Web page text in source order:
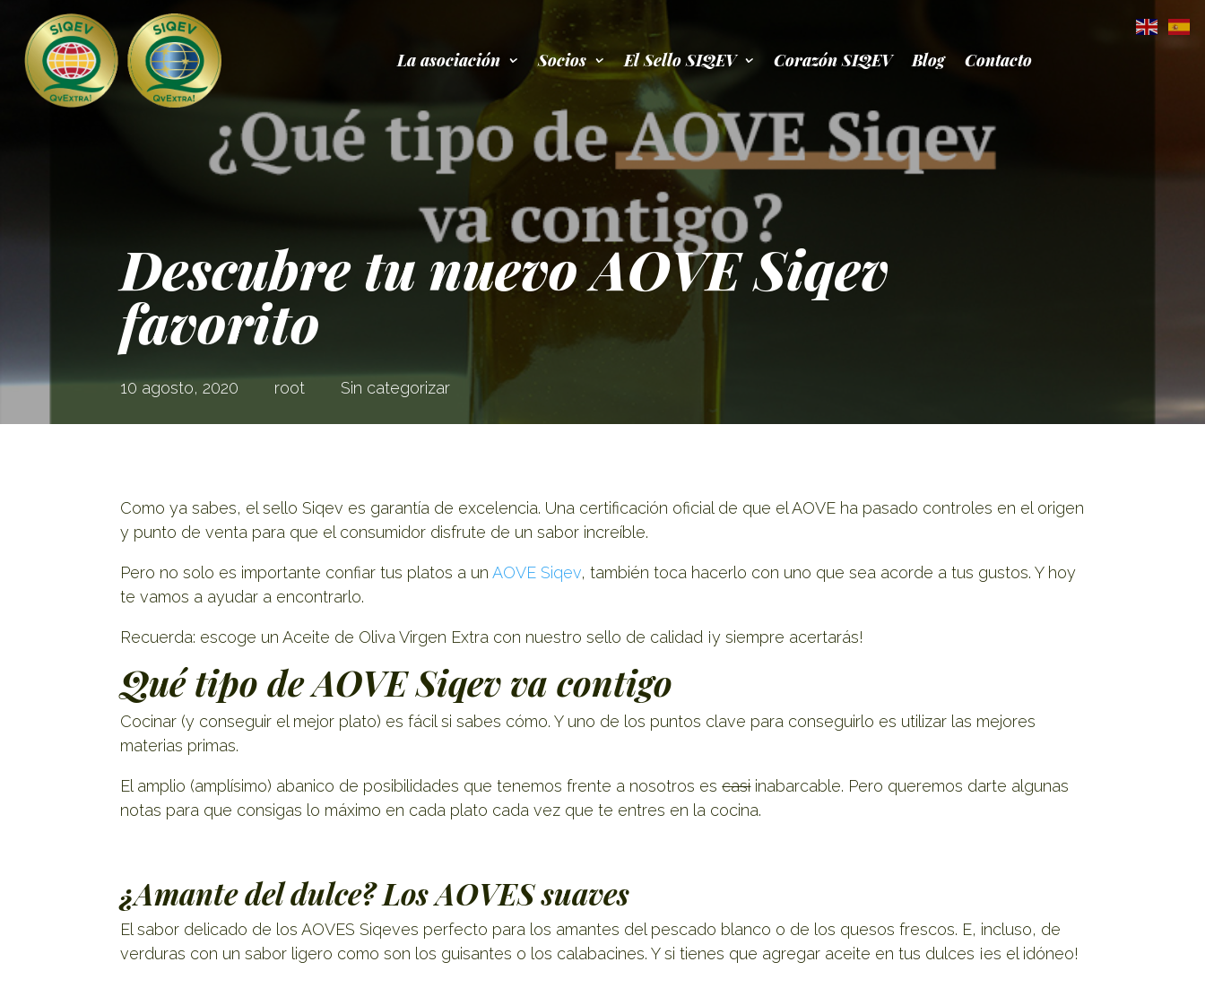
La asociación Socios El Sello SIQEV Corazón SIQEV Blog Contacto
Descubre tu nuevo AOVE Siqev
favorito
10 agosto, 2020 root Sin categorizar
Como ya sabes, el sello Siqev es garantía de excelencia. Una certificación oficial de que el AOVE ha pasado controles en el origen
y punto de venta para que el consumidor disfrute de un sabor increíble.
Pero no solo es importante confiar tus platos a unAOVE Siqev, también toca hacerlo con uno que sea acorde a tus gustos. Y hoy
te vamos a ayudar a encontrarlo.
Recuerda: escoge un Aceite de Oliva Virgen Extra con nuestro sello de calidad ¡y siempre acertarás!
Qué tipo de AOVE Siqev va contigo
Cocinar (y conseguir el mejor plato) es fácil si sabes cómo. Y uno de los puntos clave para conseguirlo es utilizar las mejores
materias primas.
El amplio (amplísimo) abanico de posibilidades que tenemos frente a nosotros escasiinabarcable. Pero queremos darte algunas
notas para que consigas lo máximo en cada plato cada vez que te entres en la cocina.
¿Amante del dulce? Los AOVES suaves
El sabor delicado de los AOVES Siqeves perfecto para los amantes del pescado blanco o de los quesos frescos. E, incluso, de
verduras con un sabor ligero como son los guisantes o los calabacines. Y si tienes que agregar aceite en tus dulces ¡es el idóneo!